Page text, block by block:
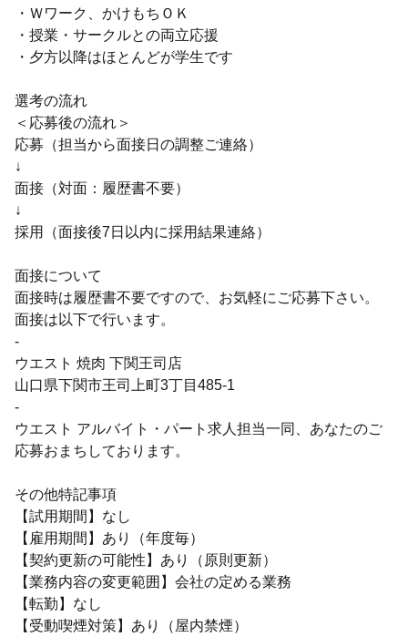
・Ｗワーク、かけもちＯＫ
・授業・サークルとの両立応援
・夕方以降はほとんどが学生です
選考の流れ
＜応募後の流れ＞
応募（担当から面接日の調整ご連絡）
↓
面接（対面：履歴書不要）
↓
採用（面接後7日以内に採用結果連絡）
面接について
面接時は履歴書不要ですので、お気軽にご応募下さい。
面接は以下で行います。
-
ウエスト 焼肉 下関王司店
山口県下関市王司上町3丁目485-1
-
ウエスト アルバイト・パート求人担当一同、あなたのご
応募おまちしております。
その他特記事項
【試用期間】なし
【雇用期間】あり（年度毎）
【契約更新の可能性】あり（原則更新）
【業務内容の変更範囲】会社の定める業務
【転勤】なし
【受動喫煙対策】あり（屋内禁煙）